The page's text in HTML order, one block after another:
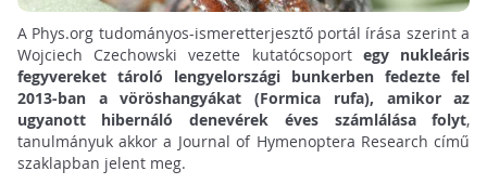
A Phys.org tudományos-ismeretterjesztő portál írása szerint a
Wojciech Czechowski vezette kutatócsoport egy nukleáris
fegyvereket tároló lengyelországi bunkerben fedezte fel
2013-ban a vöröshangyákat (Formica rufa), amikor az
ugyanott hibernáló denevérek éves számlálása folyt,
tanulmányuk akkor a Journal of Hymenoptera Research című
szaklapban jelent meg.